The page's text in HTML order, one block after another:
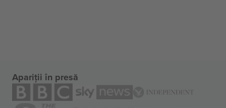
Apariții în presă